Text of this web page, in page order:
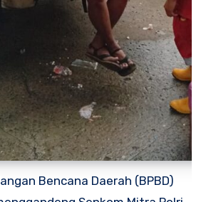
Bencana Daerah (BPBD)